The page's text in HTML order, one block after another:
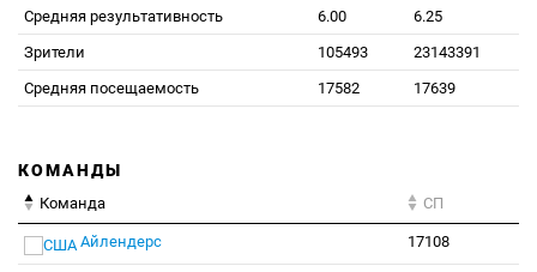
Средняя результативность
6.00
6.25
Зрители
105493
23143391
Средняя посещаемость
17582 17639
КОМАНДЫ
Команда СП
Айлендерс 17108